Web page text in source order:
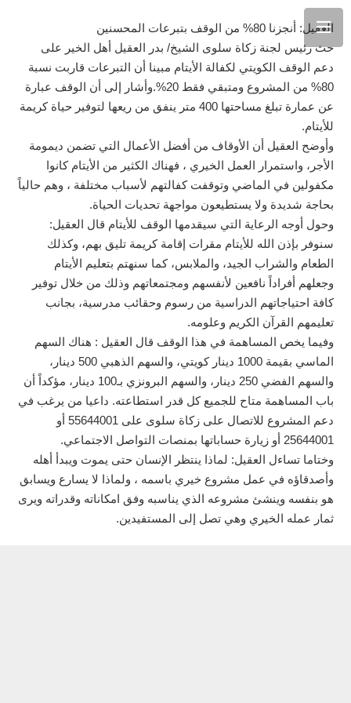
العقيل: أنجزنا 80% من الوقف بتبرعات المحسنين
حث رئيس لجنة زكاة سلوى الشيخ/ بدر العقيل أهل الخير على
دعم الوقف الكويتي لكفالة الأيتام مبينا أن التبرعات قاربت نسبة
80% من المشروع ومتبقي فقط 20%.وأشار إلى أن الوقف عبارة
عن عمارة تبلغ مساحتها 400 متر ينفق من ريعها لتوفير حياة كريمة
للأيتام.
وأوضح العقيل أن الأوقاف من أفضل الأعمال التي تضمن ديمومة
الأجر، واستمرار العمل الخيري ، فهناك الكثير من الأيتام كانوا
مكفولين في الماضي وتوقفت كفالتهم لأسباب مختلفة ، وهم حالياً
بحاجة شديدة ولا يستطيعون مواجهة تحديات الحياة.
وحول أوجه الرعاية التي سيقدمها الوقف للأيتام قال العقيل:
سنوفر بإذن الله للأيتام مقرات إقامة كريمة تليق بهم، وكذلك
الطعام والشراب الجيد، والملابس، كما سنهتم بتعليم الأيتام
وجعلهم أفراداً نافعين لأنفسهم ومجتمعاتهم وذلك من خلال توفير
كافة احتياجاتهم الدراسية من رسوم وحقائب مدرسية، بجانب
تعليمهم القرآن الكريم وعلومه.
وفيما يخص المساهمة في هذا الوقف قال العقيل : هناك السهم
الماسي بقيمة 1000 دينار كويتي، والسهم الذهبي 500 دينار،
والسهم الفضي 250 دينار، والسهم البرونزي بـ100 دينار، مؤكداً أن
باب المساهمة متاح للجميع كل قدر استطاعته. داعيا من يرغب في
دعم المشروع للاتصال على زكاة سلوى على 55644001 أو
25644001 أو زيارة حساباتها بمنصات التواصل الاجتماعي.
وختاما تساءل العقيل: لماذا ينتظر الإنسان حتى يموت ويبدأ أهله
وأصدقاؤه في عمل مشروع خيري باسمه ، ولماذا لا يسارع ويسابق
هو بنفسه وينشئ مشروعه الذي يناسبه وفق امكاناته وقدراته ويرى
ثمار عمله الخيري وهي تصل إلى المستفيدين.